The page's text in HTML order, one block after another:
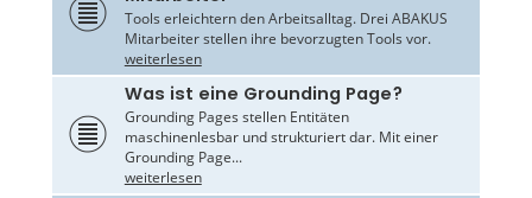
Tools erleichtern den Arbeitsalltag. Drei ABAKUS
Mitarbeiter stellen ihre bevorzugten Tools vor.
weiterlesen
Was ist eine Grounding Page?
Grounding Pages stellen Entitäten
maschinenlesbar und strukturiert dar. Mit einer
Grounding Page...
weiterlesen